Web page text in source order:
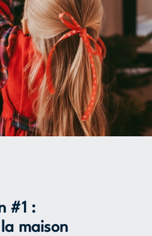
#1 :
maison